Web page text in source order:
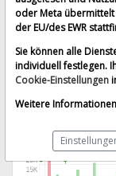
gettex
oder Meta übermittelt
der EU/des EWR
Sie können alle
individuell festlegen.
Cookie-Einstellungen
Weitere